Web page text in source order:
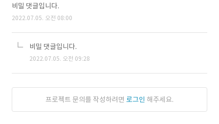
비밀 댓글입니다.
2022.07.05. 오전 08:00
비밀 댓글입니다.
2022.07.05. 오전 09:28
프로젝트 문의를 작성하려면 로그인 해주세요.